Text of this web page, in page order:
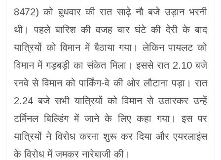
8472) को बुधवार की रात साढ़े नौ बजे उड़ान भरनी
थी। पहले बारिश की वजह चार घंटे की देरी के बाद
यात्रियों को विमान में बैठाया गया। लेकिन पायलट को
विमान में गड़बड़ी का संकेत मिला। इससे रात 2.10 बजे
रनवे से विमान को पार्किंग-वे की ओर लौटाना पड़ा। रात
2.24 बजे सभी यात्रियों को विमान से उतारकर उन्हें
टर्मिनल बिल्डिंग में जाने के लिए कहा गया। इस पर
यात्रियों ने विरोध करना शुरू कर दिया और एयरलाइंस
के विरोध में जमकर नारेबाजी की।